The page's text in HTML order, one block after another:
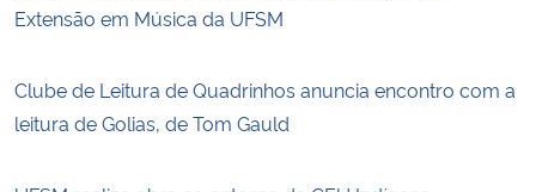
Extensão em Música da UFSM
Clube de Leitura de Quadrinhos anuncia encontro com a
leitura de Golias, de Tom Gauld